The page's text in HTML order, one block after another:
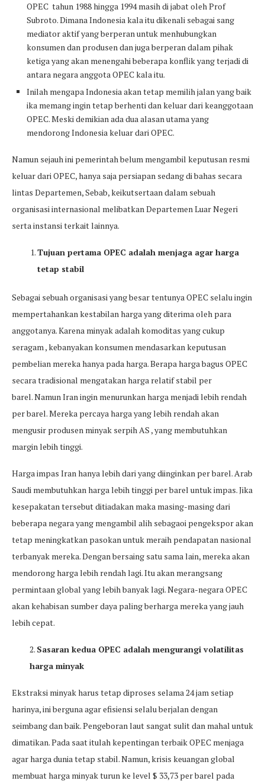
OPEC tahun 1988 hingga 1994 masih di jabat oleh Prof
Subroto. Dimana Indonesia kala itu dikenali sebagai sang
mediator aktif yang berperan untuk menhubungkan
konsumen dan produsen dan juga berperan dalam pihak
ketiga yang akan menengahi beberapa konflik yang terjadi di
antara negara anggota OPEC kala itu.
Inilah mengapa Indonesia akan tetap memilih jalan yang baik
ika memang ingin tetap berhenti dan keluar dari keanggotaan
OPEC. Meski demikian ada dua alasan utama yang
mendorong Indonesia keluar dari OPEC.
Namun sejauh ini pemerintah belum mengambil keputusan resmi
keluar dari OPEC, hanya saja persiapan sedang di bahas secara
lintas Departemen, Sebab, keikutsertaan dalam sebuah
organisasi internasional melibatkan Departemen Luar Negeri
serta instansi terkait lainnya.
Tujuan pertama OPEC adalah menjaga agar harga
tetap stabil
Sebagai sebuah organisasi yang besar tentunya OPEC selalu ingin
mempertahankan kestabilan harga yang diterima oleh para
anggotanya. Karena minyak adalah komoditas yang cukup
seragam , kebanyakan konsumen mendasarkan keputusan
pembelian mereka hanya pada harga. Berapa harga bagus OPEC
secara tradisional mengatakan harga relatif stabil per
barel. Namun Iran ingin menurunkan harga menjadi lebih rendah
per barel. Mereka percaya harga yang lebih rendah akan
mengusir produsen minyak serpih AS , yang membutuhkan
margin lebih tinggi.
Harga impas Iran hanya lebih dari yang diinginkan per barel. Arab
Saudi membutuhkan harga lebih tinggi per barel untuk impas. Jika
kesepakatan tersebut ditiadakan maka masing-masing dari
beberapa negara yang mengambil alih sebagaoi pengekspor akan
tetap meningkatkan pasokan untuk meraih pendapatan nasional
terbanyak mereka. Dengan bersaing satu sama lain, mereka akan
mendorong harga lebih rendah lagi. Itu akan merangsang
permintaan global yang lebih banyak lagi. Negara-negara OPEC
akan kehabisan sumber daya paling berharga mereka yang jauh
lebih cepat.
2. Sasaran kedua OPEC adalah mengurangi volatilitas
harga minyak
Ekstraksi minyak harus tetap diproses selama 24 jam setiap
harinya, ini berguna agar efisiensi selalu berjalan dengan
seimbang dan baik. Pengeboran laut sangat sulit dan mahal untuk
dimatikan. Pada saat itulah kepentingan terbaik OPEC menjaga
agar harga dunia tetap stabil. Namun, krisis keuangan global
membuat harga minyak turun ke level $ 33,73 per barel pada